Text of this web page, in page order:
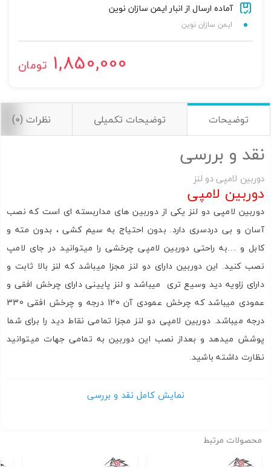
آماده ارسال از انبار ایمن سازان نوین
ایمن سازان نوین
1,850,000 تومان
توضیحات توضیحات تکمیلی نظرات (0)
نقد و بررسی
دوربین لامپی دو لنز
دوربین لامپی
دوربین لامپی دو لنز یکی از دوربین های مداربسته ای است که نصب
آسان و بی دردسری دارد. بدون احتیاج به سیم کشی ، بدون مته و
کابل و …به راحتی دوربین لامپی چرخشی را میتوانید در جای لامپ
نصب کنید. این دوربین دارای دو لنز مجزا میباشد که لنز بالا ثابت و
دارای زاویه دید وسیع تری میباشد و لنز پایینی دارای چرخش افقی و
عمودی میباشد که چرخش عمودی آن 120 درجه و چرخش افقی 330
درجه میباشد. دوربین لامپی دو لنز مجزا تمامی نقاط دید را برای شما
پوشش میدهد و بعداز نصب این دوربین به تمامی جهات میتوانید
نظارت داشته باشید.
نمایش کامل نقد و بررسی
محصولات مرتبط
ارسال به ایمیل
ارسال
به من از طریق پیامک اطلاع بده